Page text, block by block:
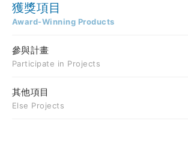
獲獎項目
Award-Winning Products
參與計畫
Participate in Projects
其他項目
Else Projects